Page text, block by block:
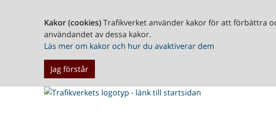
Kakor (cookies)Trafikverket använder kakor för att förbättra
användandet av dessa kakor.
Läs mer om kakor och hur du avaktiverar dem
Jag förstår